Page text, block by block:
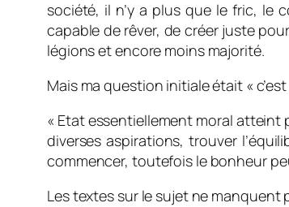
société, il n’y a plus que le fric, le
capable de rêver, de créer juste
légions et encore moins majorité.
Mais ma question initiale était «
« Etat essentiellement moral atteint
diverses aspirations, trouver
commencer, toutefois le bonheur
Les textes sur le sujet ne manquent